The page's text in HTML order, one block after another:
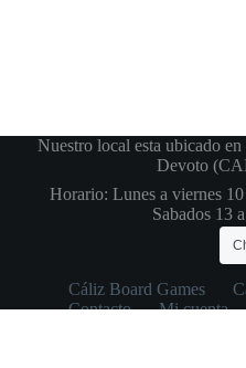
Nuestro local esta ubicado
Devoto
Horario: Lunes a viernes
Sabados 13
Cáliz Board Games
Contacto
Mi cuenta